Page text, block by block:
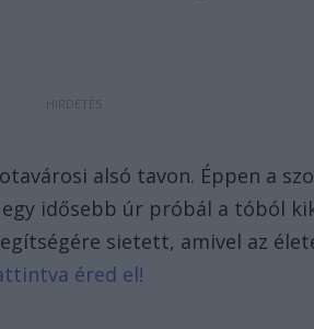
alsó tavon. Éppen a
idősebb úr próbál a tóból
sietett, amivel az
éred el!